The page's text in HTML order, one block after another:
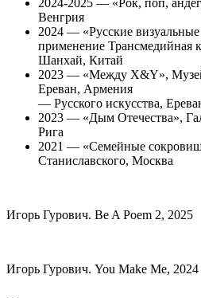
Венгрия
2024 — «Русские
применение Трансмедийная
Шанхай, Китай
2023 — «Между X&Y», Музей
Ереван, Армения
— Русского искусства,
2023 — «Дым Отечества»,
Рига
2021 — «Семейные
Станиславского, Москва
Игорь Гурович. Be A Poem 2, 2025
Игорь Гурович. You Make Me, 2024